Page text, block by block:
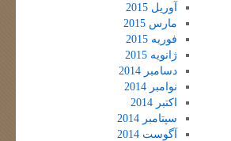
آوریل 2015
مارس 2015
فوریه 2015
ژانویه 2015
دسامبر 2014
نوامبر 2014
اکتبر 2014
سپتامبر 2014
آگوست 2014